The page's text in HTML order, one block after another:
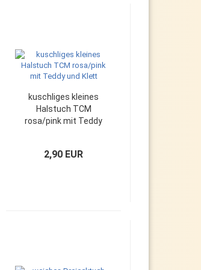
kuschliges kleines
Halstuch TCM
rosa/pink mit Teddy
2,90 EUR